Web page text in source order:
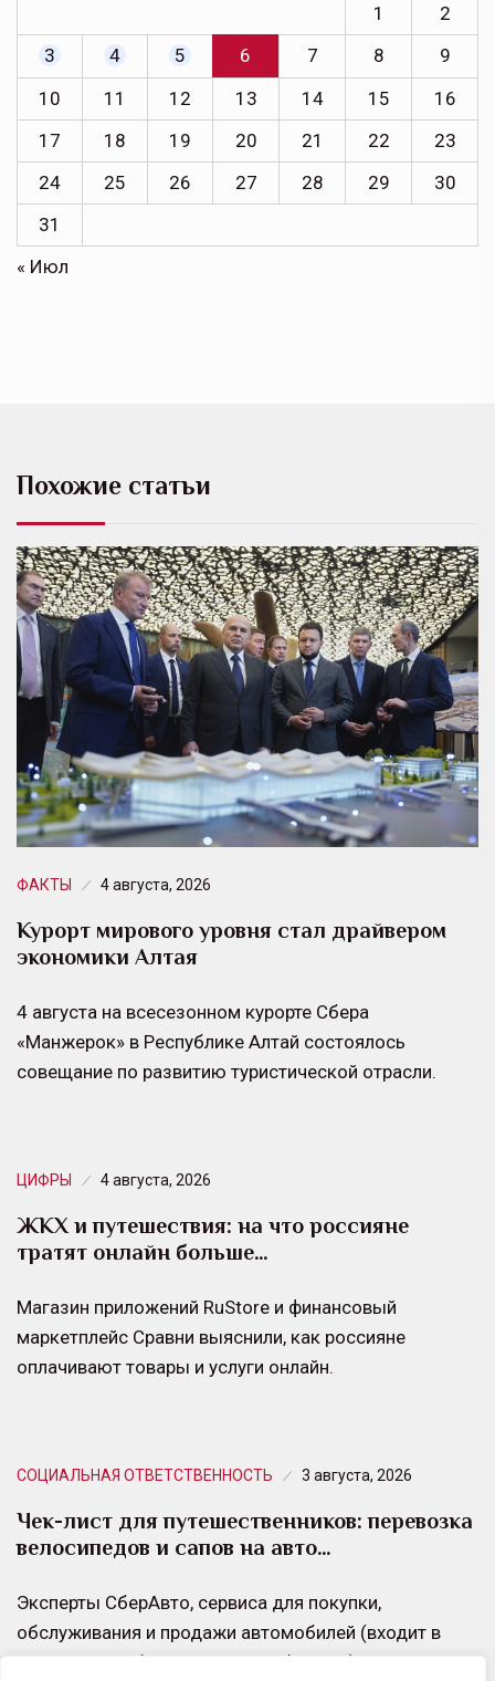
1
2
3
4 5 6 7 8
9
10
11 12 13 14 15
16
17
18 19 20 21 22
23
24
25 26 27 28 29
30
31
« Июл
Похожие статьи
ФАКТЫ 4 августа, 2026
Курорт мирового уровня стал драйвером
экономики Алтая
4 августа на всесезонном курорте Сбера
«Манжерок» в Республике Алтай состоялось
совещание по развитию туристической отрасли.
ЦИФРЫ 4 августа, 2026
ЖКХ и путешествия: на что россияне
тратят онлайн больше…
Магазин приложений RuStore и финансовый
маркетплейс Сравни выяснили, как россияне
оплачивают товары и услуги онлайн.
СОЦИАЛЬНАЯ ОТВЕТСТВЕННОСТЬ 3 августа, 2026
Чек-лист для путешественников: перевозка
велосипедов и сапов на авто…
Эксперты СберАвто, сервиса для покупки,
обслуживания и продажи автомобилей (входит в
экосистему Сбера для автолюбителей), напомнили